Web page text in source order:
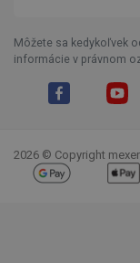
Môžete sa kedykoľvek
informácie v právnom
2026 © Copyright